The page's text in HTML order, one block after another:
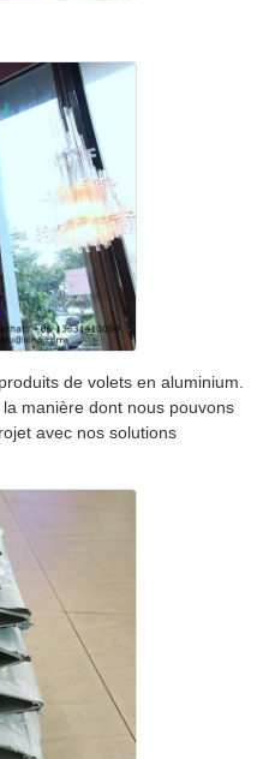
de volets en aluminium.
manière dont nous pouvons
avec nos solutions